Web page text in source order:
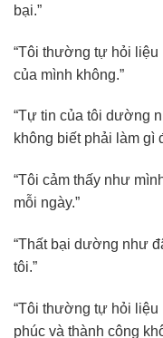
bại.”
“Tôi thường tự hỏi
của mình không.”
“Tự tin của tôi dường
không biết phải làm gì
“Tôi cảm thấy như
mỗi ngày.”
“Thất bại dường như
tôi.”
“Tôi thường tự hỏi
phúc và thành công